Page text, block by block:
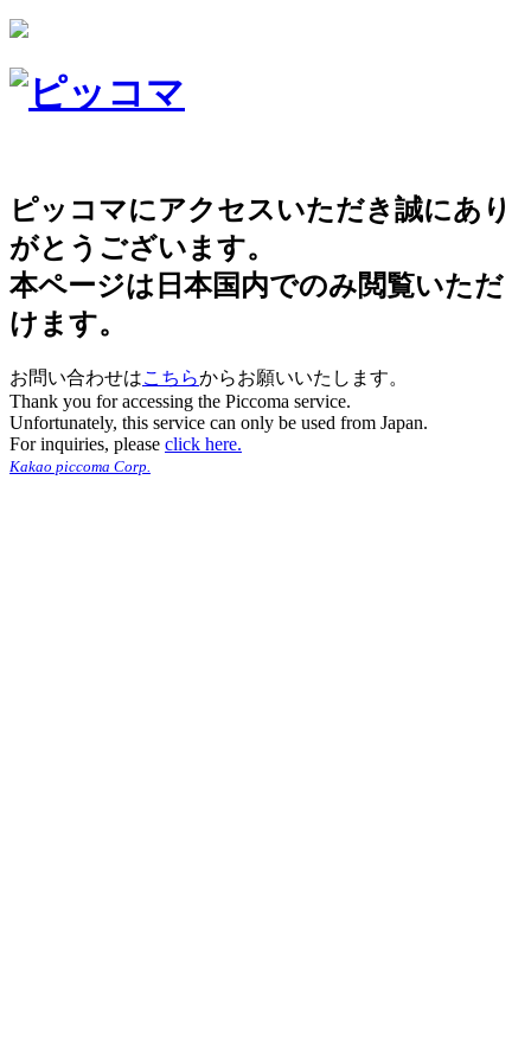
ピッコマにアクセスいただき誠にあり
がとうございます。
本ページは日本国内でのみ閲覧いただ
けます。
お問い合わせはこちらからお願いいたします。
Thank you for accessing the Piccoma service.
Unfortunately, this service can only be used from Japan.
For inquiries, please click here.
Kakao piccoma Corp.